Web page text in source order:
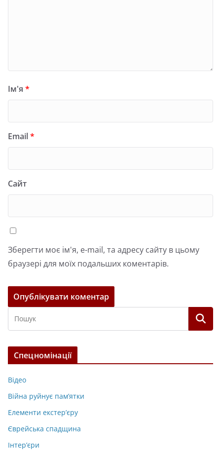
Ім'я *
Email*
Сайт
Зберегти моє ім'я, e-mail, та адресу сайту в цьому
браузері для моїх подальших коментарів.
Спецномінації
Відео
Війна руйнує пам’ятки
Елементи екстер’єру
Єврейська спадщина
Інтер’єри